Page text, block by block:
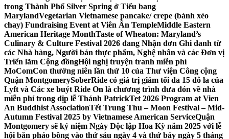
trong Thành Phố Silver Spring ở Tiểu bang
MarylandVegetarian Vietnamese pancake/ crepe (bánh xèo
chay) Fundraising Event at Viên Ân TempleMiddle Eastern
American Heritage MonthTaste of Wheaton: Maryland’s
Culinary & Culture Festival 2026 đang Nhận đơn Ghi danh từ
các Nhà hàng, Người bán thực phẩm, Nghệ nhân và các Đơn vị
Triển lãm Cộng đồngHội nghị truyện tranh miễn phí
MoComCon thường niên lần thứ 10 của Thư viện Công cộng
Quận MontgomerySoberRide có giá trị giảm tối đa 15 đô la của
Lyft và Các xe buýt Ride On là chương trình đưa đón về nhà
miễn phí trong dịp lễ Thánh PatrickTet 2026 Program at Vien
An Buddhist AssociationTết Trung Thu – Moon Festival – Mid-
Autumn Festival 2025 by Vietnamese American ServiceQuận
Montgomery sẽ kỷ niệm Ngày Độc lập Hoa Kỳ năm 2025 với lễ
hội bắn pháo bông vào thứ sáu ngày 4 và thứ bảy ngày 5 tháng